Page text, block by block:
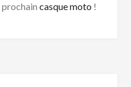
casque moto !